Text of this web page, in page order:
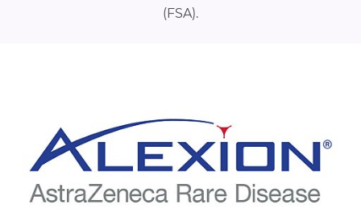
(FSA).